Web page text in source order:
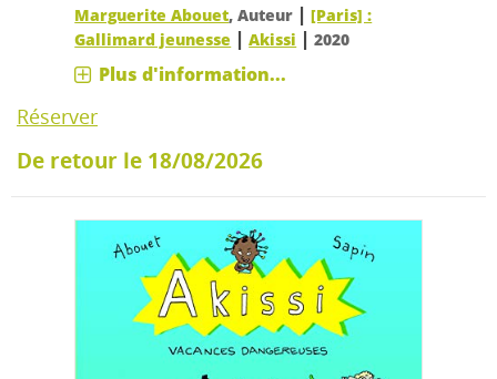
Marguerite Abouet, Auteur |[Paris] :
Gallimard jeunesse |Akissi |2020
Plus d'information...
Réserver
De retour le 18/08/2026